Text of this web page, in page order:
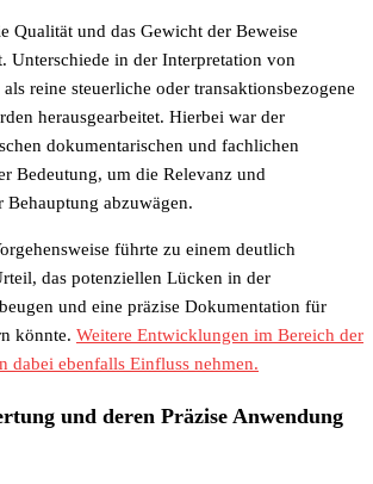
Qualität und das Gewicht der Beweise
Unterschiede in der Interpretation von
reine steuerliche oder transaktionsbezogene
herausgearbeitet. Hierbei war der
dokumentarischen und fachlichen
Bedeutung, um die Relevanz und
Behauptung abzuwägen.
führte zu einem deutlich
das potenziellen Lücken in der
und eine präzise Dokumentation für
könnte. Weitere Entwicklungen im Bereich der
dabei ebenfalls Einfluss nehmen.
und deren Präzise Anwendung